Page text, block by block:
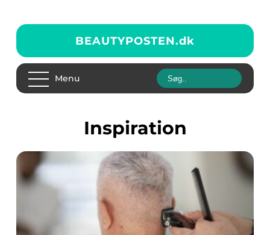
BEAUTYPOSTEN.dk
Menu
inspiration